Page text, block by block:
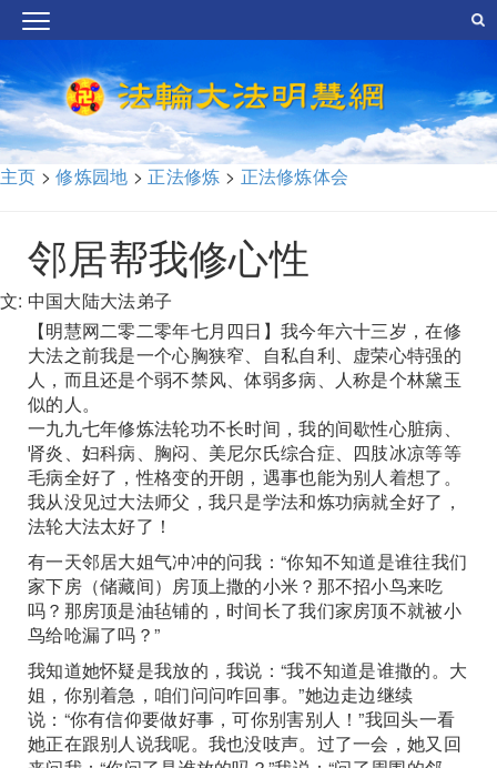
主页 >修炼园地 > 正法修炼 > 正法修炼体会
邻居帮我修心性
文: 中国大陆大法弟子
【明慧网二零二零年七月四日】我今年六十三岁，在修
大法之前我是一个心胸狭窄、自私自利、虚荣心特强的
人，而且还是个弱不禁风、体弱多病、人称是个林黛玉
似的人。
一九九七年修炼法轮功不长时间，我的间歇性心脏病、
肾炎、妇科病、胸闷、美尼尔氏综合症、四肢冰凉等等
毛病全好了，性格变的开朗，遇事也能为别人着想了。
我从没见过大法师父，我只是学法和炼功病就全好了，
法轮大法太好了！
有一天邻居大姐气冲冲的问我：“你知不知道是谁往我们
家下房（储藏间）房顶上撒的小米？那不招小鸟来吃
吗？那房顶是油毡铺的，时间长了我们家房顶不就被小
鸟给呛漏了吗？”
我知道她怀疑是我放的，我说：“我不知道是谁撒的。大
姐，你别着急，咱们问问咋回事。”她边走边继续
说：“你有信仰要做好事，可你别害别人！”我回头一看
她正在跟别人说我呢。我也没吱声。过了一会，她又回